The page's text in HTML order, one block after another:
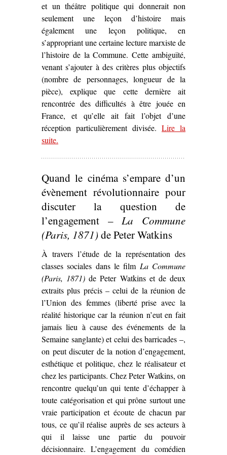
et un théâtre politique qui donnerait non
seulement une leçon d’histoire mais
également une leçon politique, en
s’appropriant une certaine lecture marxiste de
l’histoire de la Commune. Cette ambiguïté,
venant s’ajouter à des critères plus objectifs
(nombre de personnages, longueur de la
pièce), explique que cette dernière ait
rencontrée des difficultés à être jouée en
France, et qu’elle ait fait l’objet d’une
réception particulièrement divisée. Lire la
suite– ‘La Commune
.
Quand le cinéma s’empare d’un
évènement révolutionnaire pour
discuter la question de
l’engagement –La Commune
(Paris, 1871) de Peter Watkins
À travers l’étude de la représentation des
classes sociales dans le film La Commune
(Paris, 1871) de Peter Watkins et de deux
extraits plus précis – celui de la réunion de
l’Union des femmes (liberté prise avec la
réalité historique car la réunion n’eut en fait
jamais lieu à cause des événements de la
Semaine sanglante) et celui des barricades –,
on peut discuter de la notion d’engagement,
esthétique et politique, chez le réalisateur et
chez les participants. Chez Peter Watkins, on
rencontre quelqu’un qui tente d’échapper à
toute catégorisation et qui prône surtout une
vraie participation et écoute de chacun par
tous, ce qu’il réalise auprès de ses acteurs à
qui il laisse une partie du pouvoir
décisionnaire. L’engagement du comédien